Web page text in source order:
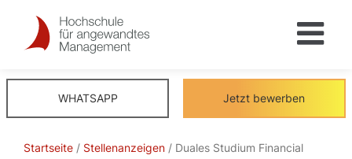
WHATSAPP Jetzt bewerben
Startseite/ Stellenanzeigen/ Duales Studium Financial